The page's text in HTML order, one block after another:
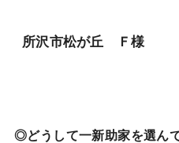
所沢市松が丘 Ｆ様
◎どうして一新助家を選ん